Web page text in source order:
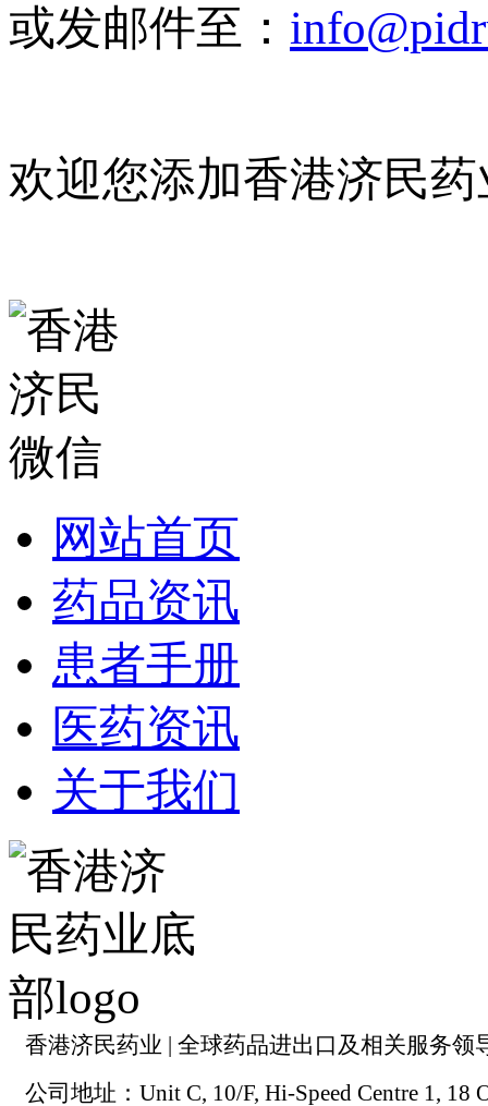
或发邮件至：
欢迎您添加香港济民
网站首页
药品资讯
患者手册
医药资讯
关于我们
香港济民药业 | 全球药品进出口及相关服务领
公司地址：Unit C, 10/F, Hi-Speed Centre 1, 18